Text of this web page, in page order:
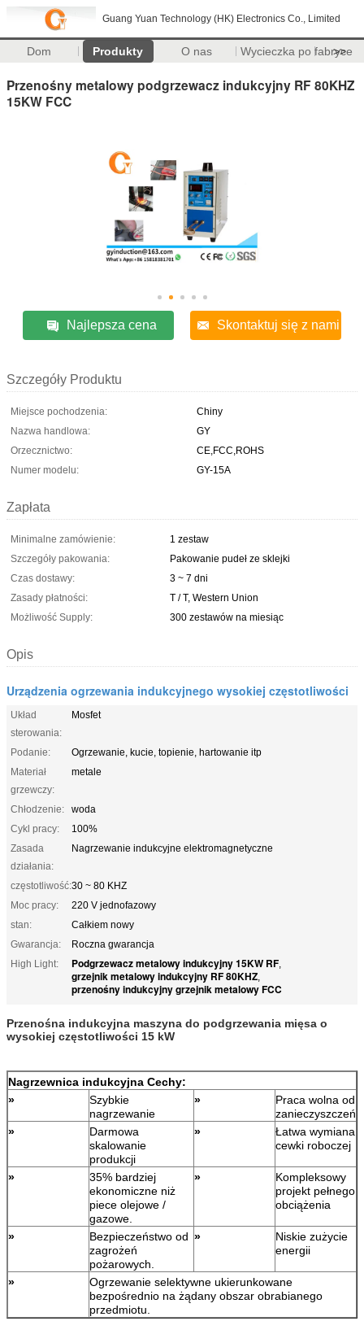
Guang Yuan Technology (HK) Electronics Co., Limited
Dom Produkty O nas Wycieczka po fabryce
>>
Przenośny metalowy podgrzewacz indukcyjny RF 80KHZ
15KW FCC
Najlepsza cena Skontaktuj się z nami
Szczegóły Produktu
Miejsce pochodzenia:
Chiny
Nazwa handlowa:
GY
Orzecznictwo:
CE,FCC,ROHS
Numer modelu:
GY-15A
Zapłata
Minimalne zamówienie:
1 zestaw
Szczegóły pakowania:
Pakowanie pudeł ze sklejki
Czas dostawy:
3 ~ 7 dni
Zasady płatności:
T / T, Western Union
Możliwość Supply:
300 zestawów na miesiąc
Opis
Urządzenia ogrzewania indukcyjnego wysokiej częstotliwości
Układ
sterowania:
Mosfet
Podanie:
Ogrzewanie, kucie, topienie, hartowanie itp
Materiał
grzewczy:
metale
Chłodzenie:
woda
Cykl pracy:
100%
Zasada
działania:
Nagrzewanie indukcyjne elektromagnetyczne
częstotliwość:30 ~ 80 KHZ
Moc pracy:
220 V jednofazowy
stan:
Całkiem nowy
Gwarancja:
Roczna gwarancja
High Light:
Podgrzewacz metalowy indukcyjny 15KW RF,
grzejnik metalowy indukcyjny RF 80KHZ,
przenośny indukcyjny grzejnik metalowy FCC
Przenośna indukcyjna maszyna do podgrzewania mięsa o
wysokiej częstotliwości 15 kW
Nagrzewnica indukcyjna Cechy:
»
Szybkie
nagrzewanie
»
Praca wolna od
zanieczyszczeń
»
Darmowa
skalowanie
produkcji
»
Łatwa wymiana
cewki roboczej
»
35% bardziej
ekonomiczne niż
piece olejowe /
gazowe.
»
Kompleksowy
projekt pełnego
obciążenia
»
Bezpieczeństwo od
zagrożeń
pożarowych.
»
Niskie zużycie
energii
»
Ogrzewanie selektywne ukierunkowane
bezpośrednio na żądany obszar obrabianego
przedmiotu.